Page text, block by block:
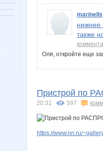
marinells
нижнее
также
Оля, откройте еще
Пристрой по
20:31 597
https://www.nn.ru/